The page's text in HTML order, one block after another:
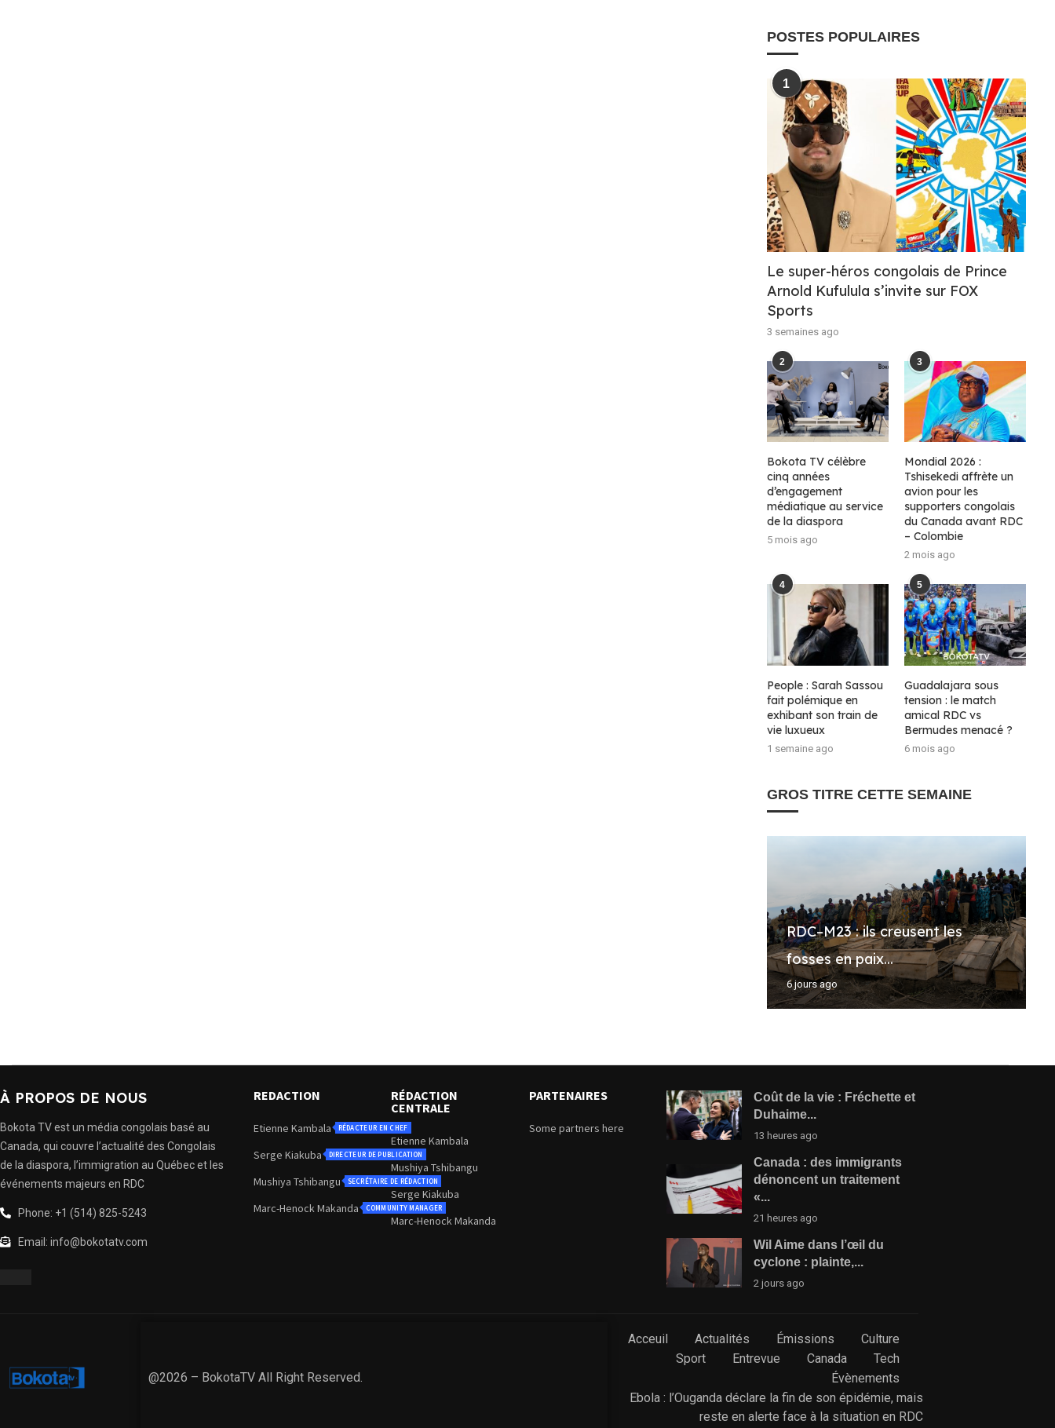
POSTES POPULAIRES
1
Le super-héros congolais de Prince
Arnold Kufulula s’invite sur FOX
Sports
3 semaines ago
2
Bokota TV célèbre
cinq années
d’engagement
médiatique au service
de la diaspora
5 mois ago
3
Mondial 2026 :
Tshisekedi affrète un
avion pour les
supporters congolais
du Canada avant RDC
– Colombie
2 mois ago
4
People : Sarah Sassou
fait polémique en
exhibant son train de
vie luxueux
1 semaine ago
5
Guadalajara sous
tension : le match
amical RDC vs
Bermudes menacé ?
6 mois ago
GROS TITRE CETTE SEMAINE
RDC–M23 : ils creusent les
fosses en paix...
6 jours ago
À PROPOS DE NOUS
Bokota TV est un média congolais basé au
Canada, qui couvre l’actualité des Congolais
de la diaspora, l’immigration au Québec et les
événements majeurs en RDC
Phone: +1 (514) 825-5243
Email: info@bokotatv.com
REDACTION
Etienne Kambala RÉDACTEUR EN CHEF
Serge Kiakuba DIRECTEUR DE PUBLICATION
Mushiya Tshibangu SECRÉTAIRE DE RÉDACTION
Marc-Henock Makanda COMMUNITY MANAGER
RÉDACTION
CENTRALE
Etienne Kambala
Mushiya Tshibangu
Serge Kiakuba
Marc-Henock Makanda
PARTENAIRES
Some partners here
Coût de la vie : Fréchette et
Duhaime...
13 heures ago
Canada : des immigrants
dénoncent un traitement
«...
21 heures ago
Wil Aime dans l’œil du
cyclone : plainte,...
2 jours ago
@2026 – BokotaTV All Right Reserved.
Acceuil Actualités Émissions
Culture
Sport
Entrevue Canada
Tech
Évènements
Ebola : l’Ouganda déclare la fin de son épidémie, mais
reste en alerte face à la situation en RDC